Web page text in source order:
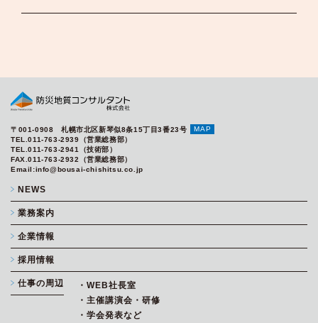
〒001-0908 札幌市北区新琴似8条15丁目3番23号
MAP
TEL.011-763-2939（営業総務部）
TEL.011-763-2941（技術部）
FAX.011-763-2932（営業総務部）
Email:info@bousai-chishitsu.co.jp
NEWS
業務案内
企業情報
採用情報
仕事の周辺
・WEB社長室
・主催講演会・研修
・学会発表など